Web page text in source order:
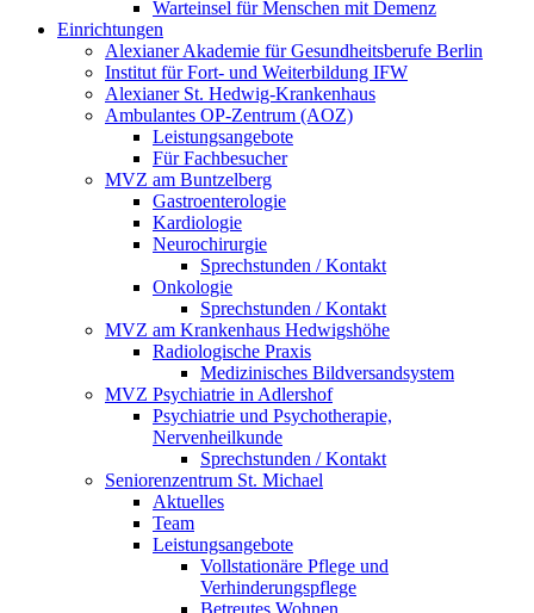
Warteinsel für Menschen mit Demenz
Einrichtungen
Alexianer Akademie für Gesundheitsberufe Berlin
Institut für Fort- und Weiterbildung IFW
Alexianer St. Hedwig-Krankenhaus
Ambulantes OP-Zentrum (AOZ)
Leistungsangebote
Für Fachbesucher
MVZ am Buntzelberg
Gastroenterologie
Kardiologie
Neurochirurgie
Sprechstunden / Kontakt
Onkologie
Sprechstunden / Kontakt
MVZ am Krankenhaus Hedwigshöhe
Radiologische Praxis
Medizinisches Bildversandsystem
MVZ Psychiatrie in Adlershof
Psychiatrie und Psychotherapie,
Nervenheilkunde
Sprechstunden / Kontakt
Seniorenzentrum St. Michael
Aktuelles
Team
Leistungsangebote
Vollstationäre Pflege und
Verhinderungspflege
Betreutes Wohnen